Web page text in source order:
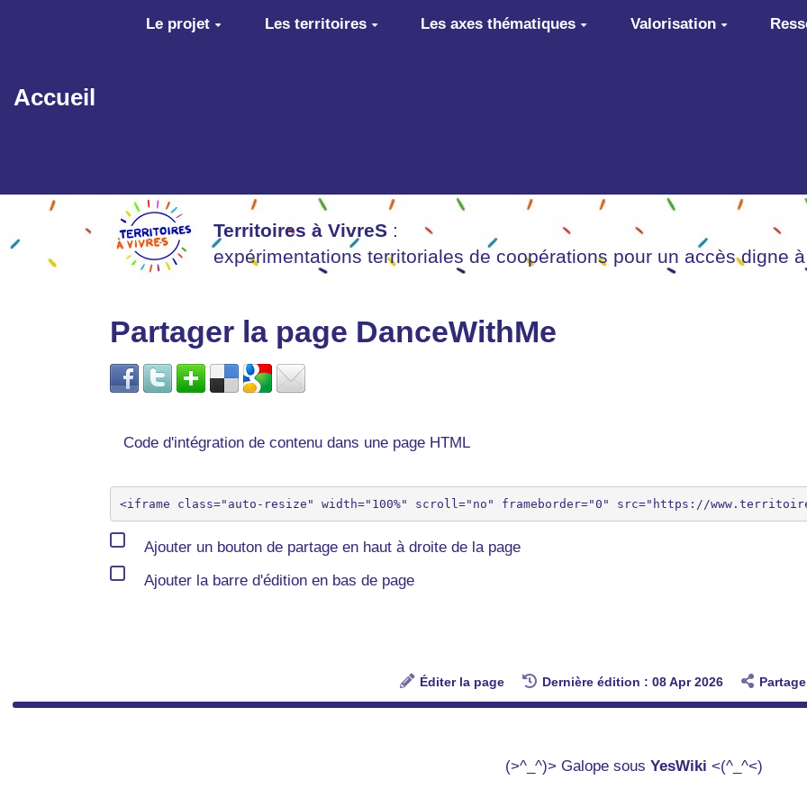
Aller au contenu principal
Accueil
Le projet Les territoires Les axes thématiques Valorisation
Territoires à VivreS :
expérimentations territoriales de coopérations pour un accès digne
Partager la page DanceWithMe
Code d'intégration de contenu dans une page HTML
Ajouter un bouton de partage en haut à droite de la page
Ajouter la barre d'édition en bas de page
Éditer la page Dernière édition : 08 Apr 2026
(>^_^)> Galope sous YesWiki <(^_^<)